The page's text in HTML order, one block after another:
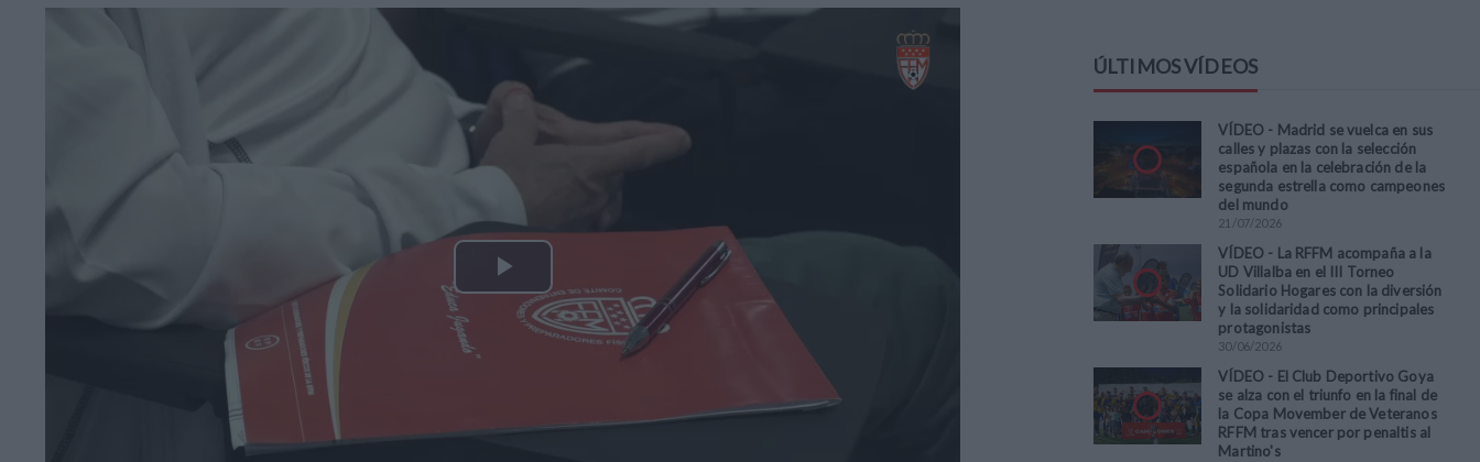
Play
Video
ÚLTIMOS VÍDEOS
VÍDEO - Madrid se vuelca en sus
calles y plazas con la selección
española en la celebración de la
segunda estrella como campeones
del mundo
21 /07/2026
VÍDEO - La RFFM acompaña a la
UD Villalba en el III Torneo
Solidario Hogares con la diversión
y la solidaridad como principales
protagonistas
30/06/2026
VÍDEO - El Club Deportivo Goya
se alza con el triunfo en la final de
la Copa Movember de Veteranos
RFFM tras vencer por penaltis al
Martino's